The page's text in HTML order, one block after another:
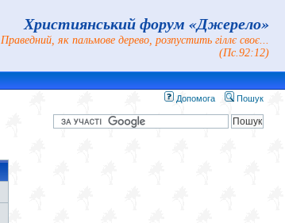
Християнський форум «Джерело»
Праведний, як пальмове дерево, розпустить гіллє своє...
(Пс.92:12)
Допомога Пошук